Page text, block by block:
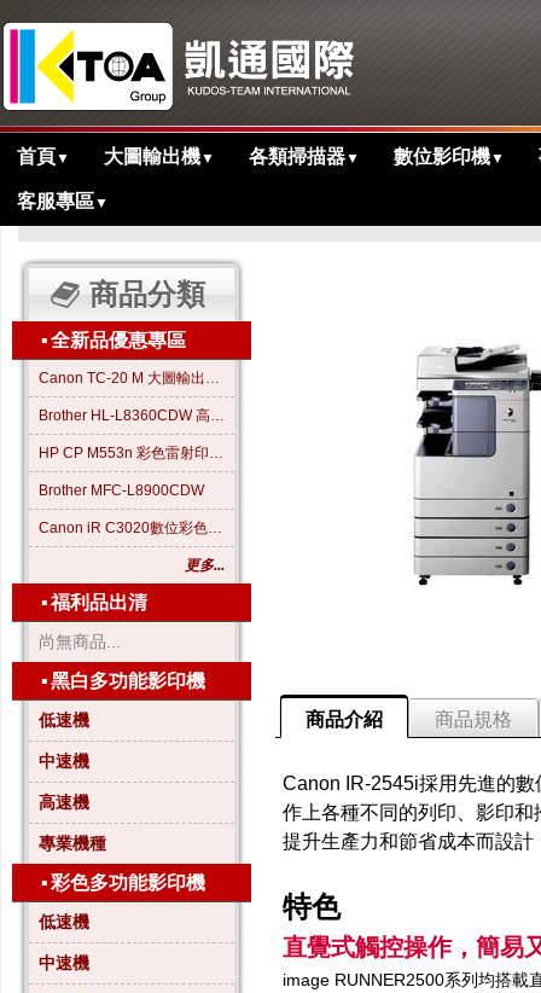
首頁▼ 大圖輸出機▼ 各類掃描器▼ 數位影印機▼
客服專區▼
主目錄
商品分類
▪全新品優惠專區
Canon TC-20 M 大圖輸出繪圖機
Brother HL-L8360CDW 高效彩色雷射印表機
HP CP M553n 彩色雷射印表機
Brother MFC-L8900CDW
Canon iR C3020數位彩色影印機
更多...
▪福利品出清
尚無商品...
▪黑白多功能影印機
低速機
中速機
高速機
專業機種
▪彩色多功能影印機
低速機
中速機
商品介紹 商品規格
Canon IR-2545i採用先進的
作上各種不同的列印、影印
提升生產力和節省成本而設
特色
直覺式觸控操作，簡易
image RUNNER2500系列均搭載